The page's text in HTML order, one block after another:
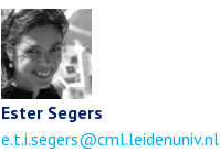
Ester Segers
Email
e.t.i.segers@cml.leidenuniv.nl